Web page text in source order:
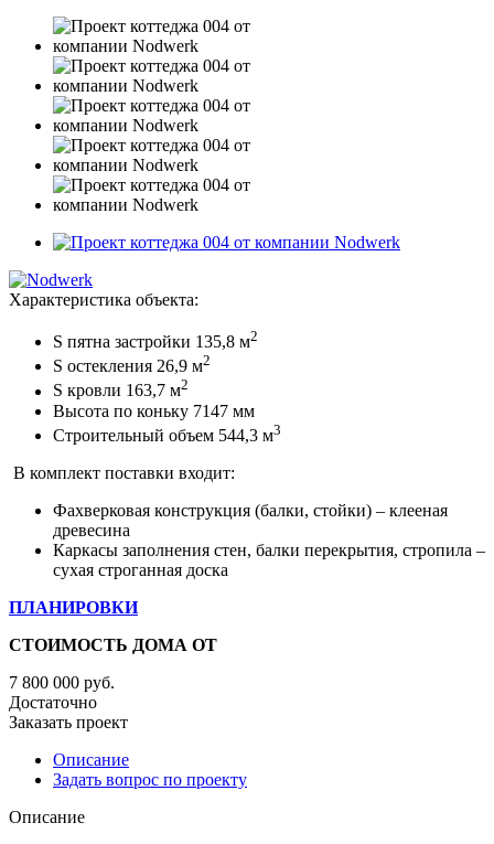
Характеристика объекта:
S пятна застройки 135,8 м2
S остекления 26,9 м2
S кровли 163,7 м2
Высота по коньку 7147 мм
Строительный объем 544,3 м3
В комплект поставки входит:
Фахверковая конструкция (балки, стойки) – клееная
древесина
Каркасы заполнения стен, балки перекрытия, стропила –
сухая строганная доска
ПЛАНИРОВКИ
СТОИМОСТЬ ДОМА ОТ
7 800 000 руб.
Достаточно
Заказать проект
Описание
Задать вопрос по проекту
Описание